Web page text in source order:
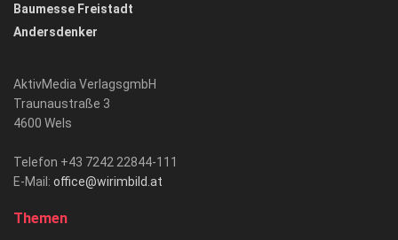
Baumesse Freistadt
Andersdenker
AktivMedia VerlagsgmbH
Traunaustraße 3
4600 Wels
Telefon +43 7242 22844-111
E-Mail: office@wirimbild.at
Themen